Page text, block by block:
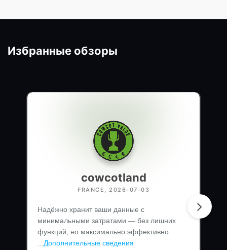
Избранные обзоры
cowcotland
FRANCE, 2026-07-03
Надёжно хранит ваши данные с
минимальными затратами — без лишних
функций, но максимально эффективно.
Дополнительные сведения